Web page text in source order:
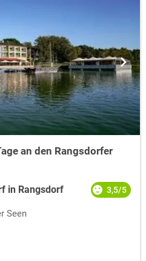
an den Rangsdorfer
in Rangsdorf 3,5/5
Seen